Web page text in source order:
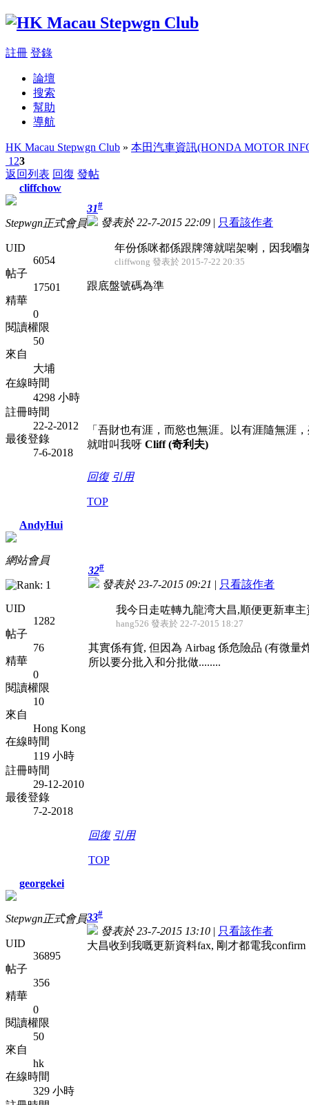
註冊 登錄
論壇
搜索
幫助
導航
HK Macau Stepwgn Club » 本田汽車資訊(HONDA MOTOR
1 23
返回列表 回復 發帖
cliffchow
Stepwgn正式會員
UID
6054
帖子
17501
精華
0
閱讀權限
50
來自
大埔
在線時間
4298 小時
註冊時間
22-2-2012
最後登錄
7-6-2018
31#
發表於 22-7-2015 22:09 | 只看該作者
年份係咪都係跟牌簿就啱架喇，因我嗰
cliffwong 發表於 2015-7-22 20:35
跟底盤號碼為準
「吾財也有涯，而慾也無涯。以有涯隨無涯
就咁叫我呀 Cliff (奇利夫)
回復 引用
TOP
AndyHui
網站會員
UID
1282
帖子
76
精華
0
閱讀權限
10
來自
Hong Kong
在線時間
119 小時
註冊時間
29-12-2010
最後登錄
7-2-2018
32#
發表於 23-7-2015 09:21 | 只看該作者
我今日走咗轉九龍湾大昌,順便更新車
hang526 發表於 22-7-2015 18:27
其實係有貨, 但因為 Airbag 係危險品 (有微量
所以要分批入和分批做........
回復 引用
TOP
georgekei
Stepwgn正式會員
UID
36895
帖子
356
精華
0
閱讀權限
50
來自
hk
在線時間
329 小時
33#
發表於 23-7-2015 13:10 | 只看該作者
大昌收到我嘅更新資料fax, 剛才都電我